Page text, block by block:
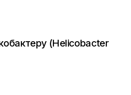
(Helicobacter